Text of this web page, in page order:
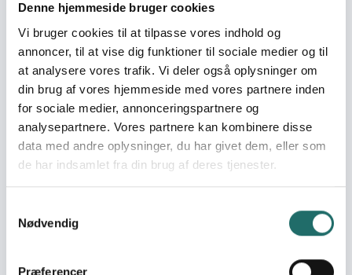
Denne hjemmeside bruger cookies
Vi bruger cookies til at tilpasse vores indhold og
annoncer, til at vise dig funktioner til sociale medier og til
at analysere vores trafik. Vi deler også oplysninger om
din brug af vores hjemmeside med vores partnere inden
for sociale medier, annonceringspartnere og
analysepartnere. Vores partnere kan kombinere disse
data med andre oplysninger, du har givet dem, eller som
de har indsamlet fra din brug af deres tjenester.
Nødvendig
Præferencer
Partnere:
Zanzibar Livestock
Welfare and
Development
Association (ZALWEDA)
Pulje: Civilsamfundspuljen